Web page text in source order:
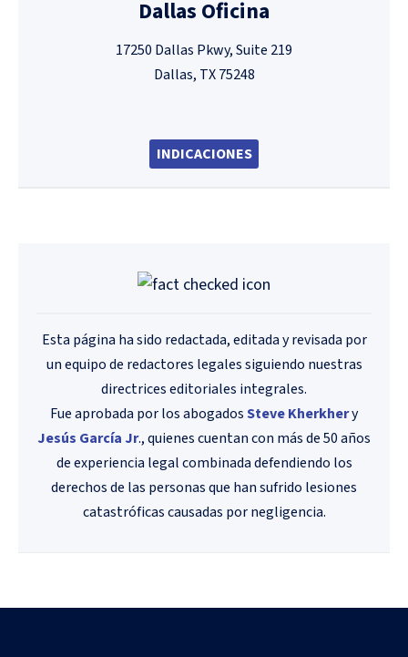
Dallas Oficina
17250 Dallas Pkwy, Suite 219
Dallas, TX 75248
INDICACIONES
Esta página ha sido redactada, editada y revisada por
un equipo de redactores legales siguiendo nuestras
directrices editoriales integrales.
Fue aprobada por los abogadosSteve Kherkhery
Jesús García Jr., quienes cuentan con más de 50 años
de experiencia legal combinada defendiendo los
derechos de las personas que han sufrido lesiones
catastróficas causadas por negligencia.